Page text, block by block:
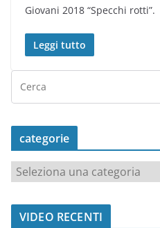
Giovani 2018 “Specchi rotti”.
Leggi tutto
categorie
a
t
VIDEO RECENTI